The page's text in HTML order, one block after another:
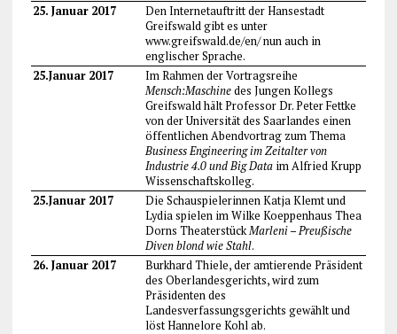
25. Januar 2017
Den Internetauftritt der Hansestadt
Greifswald gibt es unter
www.greifswald.de/en/ nun auch in
englischer Sprache.
25.Januar 2017
Im Rahmen der Vortragsreihe
Mensch:Maschinedes Jungen Kollegs
Greifswald hält Professor Dr. Peter Fettke
von der Universität des Saarlandes einen
öffentlichen Abendvortrag zum Thema
Business Engineering im Zeitalter von
Industrie 4.0 und Big Dataim Alfried Krupp
Wissenschaftskolleg.
25.Januar 2017
Die Schauspielerinnen Katja Klemt und
Lydia spielen im Wilke Koeppenhaus Thea
Dorns TheaterstückMarleni – Preußische
Diven blond wie Stahl.
26. Januar 2017
Burkhard Thiele, der amtierende Präsident
des Oberlandesgerichts, wird zum
Präsidenten des
Landesverfassungsgerichts gewählt und
löst Hannelore Kohl ab.